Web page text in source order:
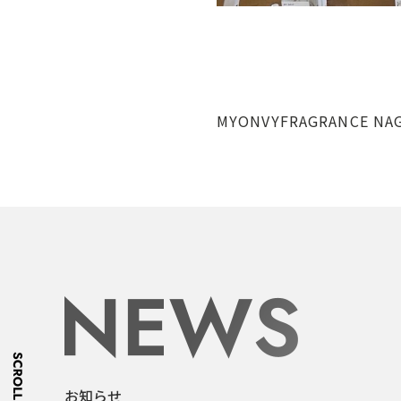
MYONVYFRAGRANCE
お知らせ